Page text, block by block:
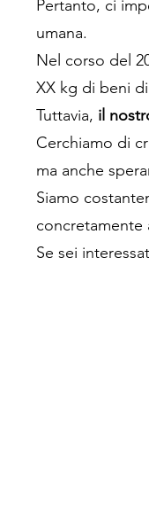
Pertanto, ci
umana.
Nel corso del
XX kg di beni
Tuttavia, il
Cerchiamo di
ma anche
Siamo
concretamente
Se sei